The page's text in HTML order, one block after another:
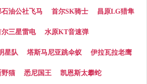
石油公社飞马 首尔SK骑士 昌原LG猎隼
尔三星雷电 水原KT音速弹
星队 塔斯马尼亚跳伞蚁 伊拉瓦拉老鹰
野猫 悉尼国王 凯恩斯太攀蛇